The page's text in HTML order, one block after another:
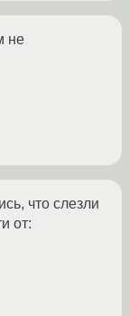
не
что слезли
от: